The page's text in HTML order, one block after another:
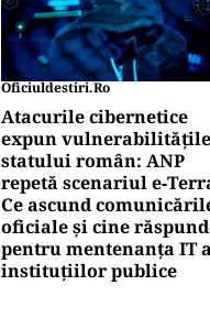
Oficiuldestiri.ro
Atacurile cibernetice
expun vulnerabilitățile
statului român: ANP
repetă scenariul
Ce ascund
oficiale și cine
pentru mentenanța IT a
instituțiilor publice